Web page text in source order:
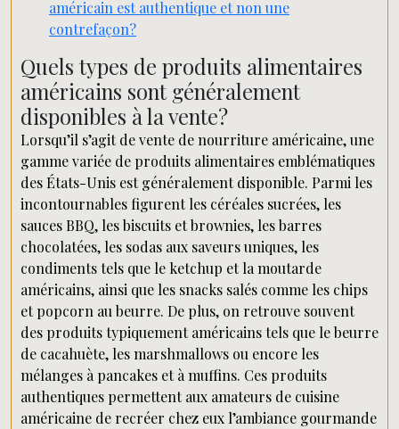
américain est authentique et non une
contrefaçon?
Quels types de produits alimentaires
américains sont généralement
disponibles à la vente?
Lorsqu’il s’agit de vente de nourriture américaine, une
gamme variée de produits alimentaires emblématiques
des États-Unis est généralement disponible. Parmi les
incontournables figurent les céréales sucrées, les
sauces BBQ, les biscuits et brownies, les barres
chocolatées, les sodas aux saveurs uniques, les
condiments tels que le ketchup et la moutarde
américains, ainsi que les snacks salés comme les chips
et popcorn au beurre. De plus, on retrouve souvent
des produits typiquement américains tels que le beurre
de cacahuète, les marshmallows ou encore les
mélanges à pancakes et à muffins. Ces produits
authentiques permettent aux amateurs de cuisine
américaine de recréer chez eux l’ambiance gourmande